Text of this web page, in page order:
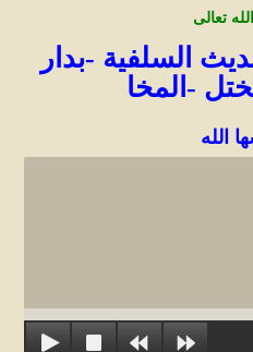
تعالى
السلفية -بدار
-المخا
الله